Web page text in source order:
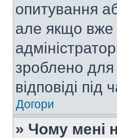
опитування
але якщо вже
зроблено для
відповіді під
Догори
» Чому мені